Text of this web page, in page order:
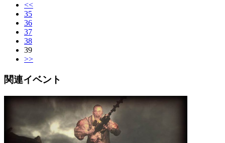
<<
35
36
37
38
39
>>
関連イベント